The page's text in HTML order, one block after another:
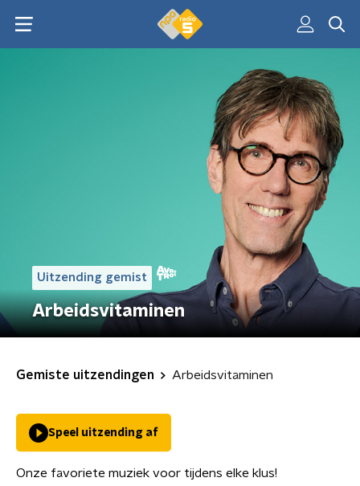
Uitzending gemist
Arbeidsvitaminen
Gemiste uitzendingen Arbeidsvitaminen
Speel uitzending af
Onze favoriete muziek voor tijdens elke klus!